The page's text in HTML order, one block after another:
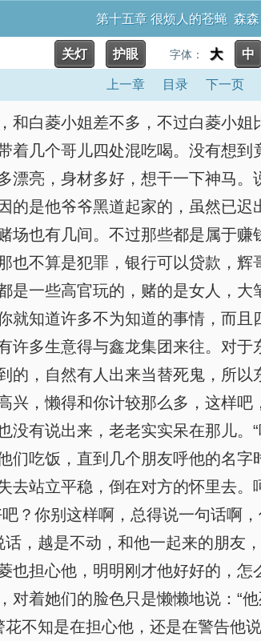
第十五章 很烦人的苍蝇 森森
关灯 护眼 字体： 大 中
上一章 目录 下一页
和白菱小姐差不多，不过白菱小
着几个哥儿四处混吃喝。没有想
漂亮，身材多好，想干一下神马
的是他爷爷黑道起家的，虽然已
场也有几间。不过那些都是属于
不算是犯罪，银行可以贷款，
是一些高官玩的，赌的是女人，
就知道许多不为知道的事情，而
许多生意得与鑫龙集团来往。对
，自然有人出来当替死鬼，所
兴，懒得和你计较那么多，这样
有说出来，老老实实呆在那儿
们吃饭，直到几个朋友呼他的名
去站立平稳，倒在对方的怀里去
？你别这样啊，总得说一句话啊
，越是不动，和他一起来的朋友
也担心他，明明刚才他好好的，
着她们的脸色只是懒懒地说：“
不知是在担心他，还是在警告他